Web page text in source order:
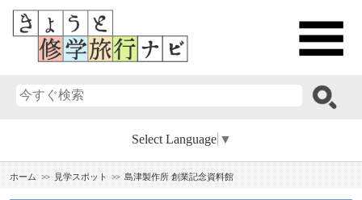
Select Language ▼
ホーム 見学スポット 島津製作所 創業記念資料館